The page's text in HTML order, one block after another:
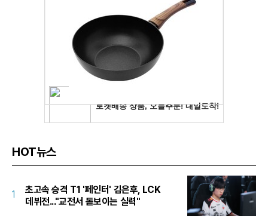
HOT뉴스
1
초고속 승격 T1 '페인터' 김은후, LCK
데뷔전..."교전서 돋보이는 실력"